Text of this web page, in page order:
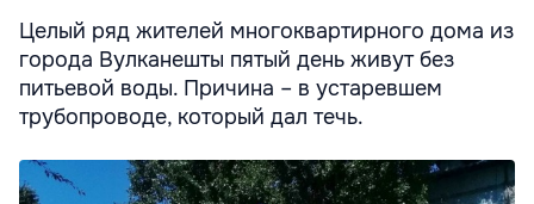
Целый ряд жителей многоквартирного дома из
города Вулканешты пятый день живут без
питьевой воды. Причина – в устаревшем
трубопроводе, который дал течь.